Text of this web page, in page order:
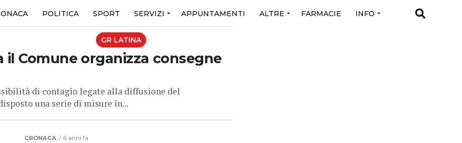
POLITICA SPORT SERVIZI APPUNTAMENTI ALTRE FARMACIE INFO
GR LATINA
il Comune organizza consegne
di contagio legate alla diffusione del
una serie di misure in...
CRONACA 6 anni fa